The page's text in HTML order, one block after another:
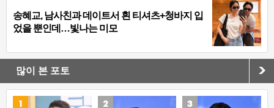
송혜교, 남사친과 데이트서 흰 티셔츠+청바지 입
었을 뿐인데…빛나는 미모
많이 본 포토